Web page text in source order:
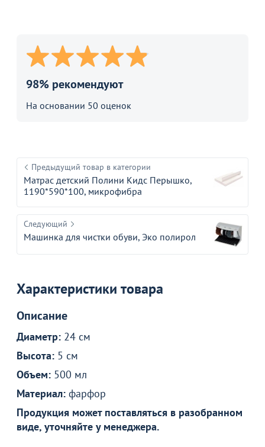
98% рекомендуют
На основании 50 оценок
Предыдущий товар в категории
Матрас детский Полини Кидс Перышко,
1190*590*100, микрофибра
Следующий
Машинка для чистки обуви, Эко полирол
Характеристики товара
Описание
Диаметр: 24 см
Высота: 5 см
Объем: 500 мл
Материал: фарфор
Продукция может поставляться в разобранном
виде, уточняйте у менеджера.